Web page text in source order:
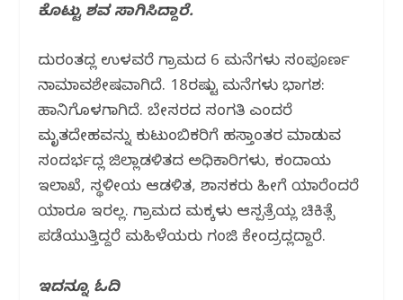
ಕೊಟ್ಟು ಶವ ಸಾಗಿಸಿದ್ದಾರೆ.
ದುರಂತದಲ್ಲಿ ಉಳವರೆ ಗ್ರಾಮದ 6 ಮನೆಗಳು ಸಂಪೂರ್ಣ
ನಾಮಾವಶೇಷವಾಗಿದೆ. 18ರಷ್ಟು ಮನೆಗಳು ಭಾಗಶ:
ಹಾನಿಗೊಳಗಾಗಿದೆ. ಬೇಸರದ ಸಂಗತಿ ಎಂದರೆ
ಮೃತದೇಹವನ್ನು ಕುಟುಂಬಿಕರಿಗೆ ಹಸ್ತಾಂತರ ಮಾಡುವ
ಸಂದರ್ಭದಲ್ಲಿ ಜಿಲ್ಲಾಡಳಿತದ ಅಧಿಕಾರಿಗಳು, ಕಂದಾಯ
ಇಲಾಖೆ, ಸ್ಥಳೀಯ ಆಡಳಿತ, ಶಾಸಕರು ಹೀಗೆ ಯಾರೆಂದರೆ
ಯಾರೂ ಇರಲಿಲ್ಲ. ಗ್ರಾಮದ ಮಕ್ಕಳು ಆಸ್ಪತ್ರೆಯಲ್ಲಿ ಚಿಕಿತ್ಸೆ
ಪಡೆಯುತ್ತಿದ್ದರೆ ಮಹಿಳೆಯರು ಗಂಜಿ ಕೇಂದ್ರದಲ್ಲಿದ್ದಾರೆ.
ಇದನ್ನೂ ಓದಿ